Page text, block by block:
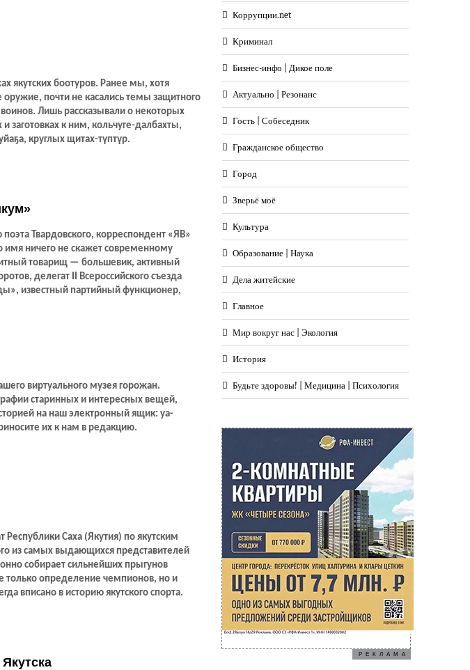
якутских боотуров. Ранее мы, хотя
почти не касались темы защитного
Лишь рассказывали о некоторых
заготовках к ним, кольчуге-далбахты,
круглых щитах-түптүр.
Твардовского, корреспондент «ЯВ»
имя ничего не скажет современному
товарищ — большевик, активный
делегат II Всероссийского съезда
известный партийный функционер,
писателей республики и
лугу.
виртуального музея горожан.
старинных и интересных вещей,
на наш электронный ящик: ya-
их к нам в редакцию.
Республики Саха (Якутия) по якутским
из самых выдающихся представителей
собирает сильнейших прыгунов
только определение чемпионов, но и
вписано в историю якутского спорта.
Коррупции.net
Криминал
Бизнес-инфо | Дикое поле
Актуально | Резонанс
Гость | Собеседник
Гражданское общество
Город
Зверьё моё
Культура
Образование | Наука
Дела житейские
Главное
Мир вокруг нас | Экология
История
Будьте здоровы! | Медицина | Психология
РЕКЛАМА